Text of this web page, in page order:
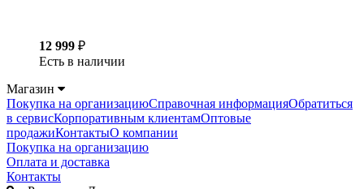
12 999 ₽
Есть в наличии
Магазин
Покупка на организациюСправочная информацияОбратиться
в сервисКорпоративным клиентамОптовые
продажиКонтактыО компании
Покупка на организацию
Оплата и доставка
Контакты